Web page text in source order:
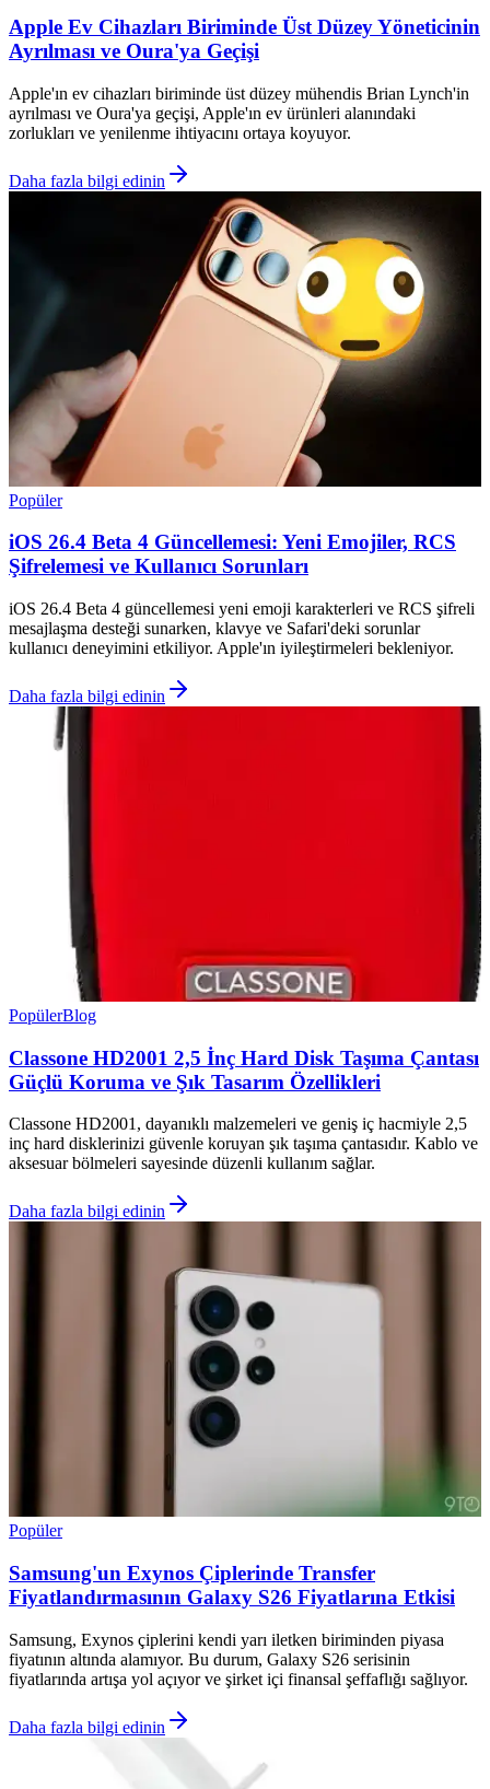
Apple Ev Cihazları Biriminde Üst Düzey Yöneticinin
Ayrılması ve Oura'ya Geçişi
Apple'ın ev cihazları biriminde üst düzey mühendis Brian Lynch'in
ayrılması ve Oura'ya geçişi, Apple'ın ev ürünleri alanındaki
zorlukları ve yenilenme ihtiyacını ortaya koyuyor.
Daha fazla bilgi edinin
Popüler
iOS 26.4 Beta 4 Güncellemesi: Yeni Emojiler, RCS
Şifrelemesi ve Kullanıcı Sorunları
iOS 26.4 Beta 4 güncellemesi yeni emoji karakterleri ve RCS şifreli
mesajlaşma desteği sunarken, klavye ve Safari'deki sorunlar
kullanıcı deneyimini etkiliyor. Apple'ın iyileştirmeleri bekleniyor.
Daha fazla bilgi edinin
PopülerBlog
Classone HD2001 2,5 İnç Hard Disk Taşıma Çantası
Güçlü Koruma ve Şık Tasarım Özellikleri
Classone HD2001, dayanıklı malzemeleri ve geniş iç hacmiyle 2,5
inç hard disklerinizi güvenle koruyan şık taşıma çantasıdır. Kablo ve
aksesuar bölmeleri sayesinde düzenli kullanım sağlar.
Daha fazla bilgi edinin
Popüler
Samsung'un Exynos Çiplerinde Transfer
Fiyatlandırmasının Galaxy S26 Fiyatlarına Etkisi
Samsung, Exynos çiplerini kendi yarı iletken biriminden piyasa
fiyatının altında alamıyor. Bu durum, Galaxy S26 serisinin
fiyatlarında artışa yol açıyor ve şirket içi finansal şeffaflığı sağlıyor.
Daha fazla bilgi edinin